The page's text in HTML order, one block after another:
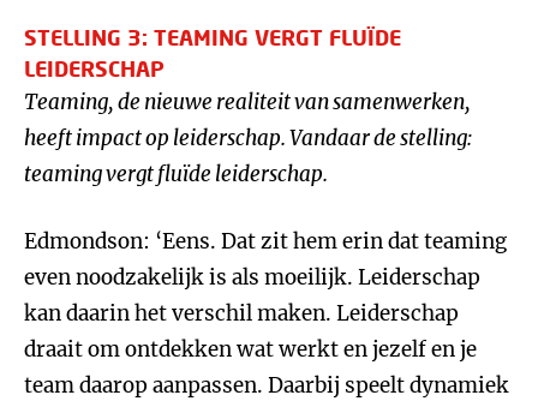
STELLING 3: TEAMING VERGT FLUÏDE
LEIDERSCHAP
Teaming, de nieuwe realiteit van samenwerken,
heeft impact op leiderschap. Vandaar de stelling:
teaming vergt fluïde leiderschap.
Edmondson: ‘Eens. Dat zit hem erin dat teaming
even noodzakelijk is als moeilijk. Leiderschap
kan daarin het verschil maken. Leiderschap
draait om ontdekken wat werkt en jezelf en je
team daarop aanpassen. Daarbij speelt dynamiek